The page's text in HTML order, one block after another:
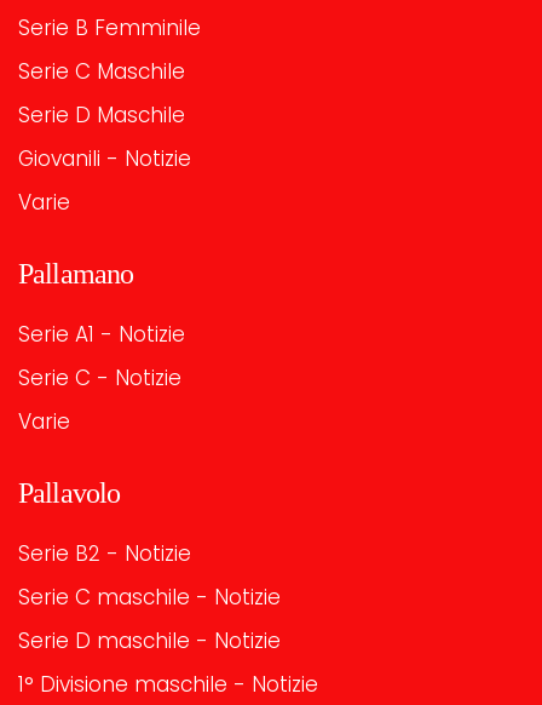
Serie B Femminile
Serie C Maschile
Serie D Maschile
Giovanili - Notizie
Varie
Pallamano
Serie A1 - Notizie
Serie C - Notizie
Varie
Pallavolo
Serie B2 - Notizie
Serie C maschile - Notizie
Serie D maschile - Notizie
1° Divisione maschile - Notizie